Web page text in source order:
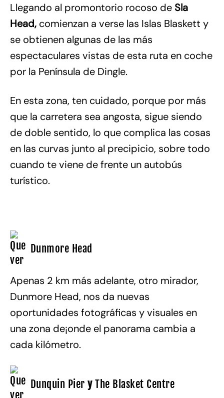
Llegando al promontorio rocoso de Sla
Head, comienzan a verse las Islas Blaskett y
se obtienen algunas de las más
espectaculares vistas de esta ruta en coche
por la Península de Dingle.
En esta zona, ten cuidado, porque por más
que la carretera sea angosta, sigue siendo
de doble sentido, lo que complica las cosas
en las curvas junto al precipicio, sobre todo
cuando te viene de frente un autobús
turístico.
Dunmore Head
Apenas 2 km más adelante, otro mirador,
Dunmore Head, nos da nuevas
oportunidades fotográficas y visuales en
una zona de¡onde el panorama cambia a
cada kilómetro.
Dunquin Pier yThe Blasket Centre